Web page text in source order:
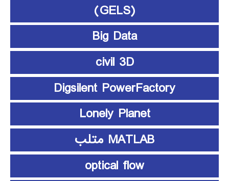
(GELS)
Big Data
civil 3D
Digsilent PowerFactory
Lonely Planet
MATLAB متلب
optical flow